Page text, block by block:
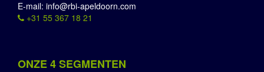
E-mail: info@rbi-apeldoorn.com
+31 55 367 18 21
ONZE 4 SEGMENTEN